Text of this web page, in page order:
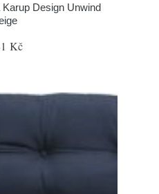
Design Unwind
Kč